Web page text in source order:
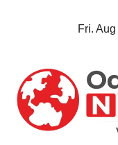
Fri.